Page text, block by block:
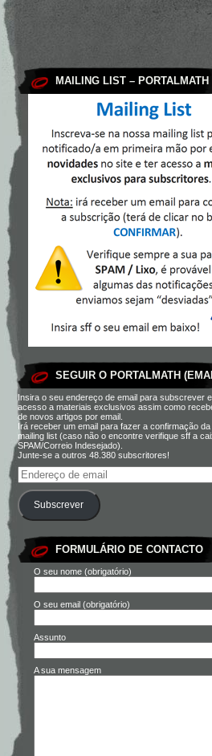
MAILING LIST – PORTALMATH
SEGUIR O PORTALMATH
Insira o seu endereço de email para subscrever
acesso a materiais exclusivos assim como
de novos artigos por email.
Irá receber um email para fazer a confirmação
mailing list (caso não o encontre verifique sff a
SPAM/Correio Indesejado).
Junte-se a outros 48.380 subscritores!
Subscrever
FORMULÁRIO DE CONTACTO
O seu nome (obrigatório)
O seu email (obrigatório)
Assunto
A sua mensagem